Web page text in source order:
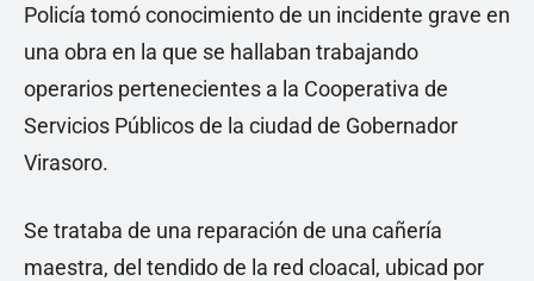
Policía tomó conocimiento de un incidente grave en
una obra en la que se hallaban trabajando
operarios pertenecientes a la Cooperativa de
Servicios Públicos de la ciudad de Gobernador
Virasoro.
Se trataba de una reparación de una cañería
maestra, del tendido de la red cloacal, ubicad por